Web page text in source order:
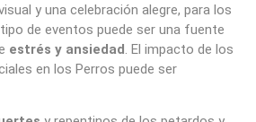
y una celebración alegre, para los
de eventos puede ser una fuente
estrés y ansiedad . El impacto de los
en los Perros puede ser